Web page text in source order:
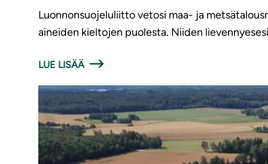
Luonnonsuojeluliitto vetosi maa- ja
aineiden kieltojen puolesta. Niiden
LUE LISÄÄ